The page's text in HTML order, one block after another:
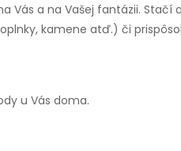
Vás a na Vašej fantázii.
kamene atď.) či
u Vás doma.